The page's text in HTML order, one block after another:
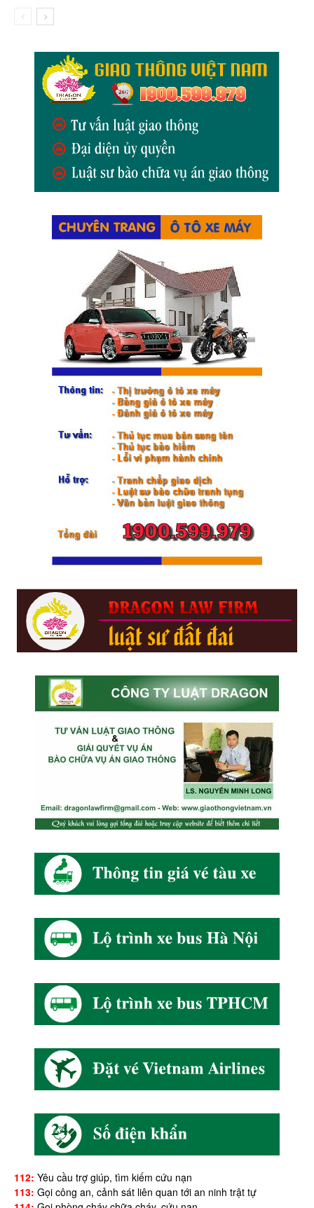
112: Yêu cầu trợ giúp, tìm kiếm cứu nạn
113: Gọi công an, cảnh sát liên quan tới an ninh trật tự